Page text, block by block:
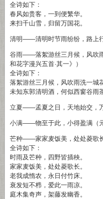
全诗如下：
春风如贵客，一到便繁华。
来扫千山雪，归留万国花。
清明——清明时节雨纷纷，路上
谷雨——落絮游丝三月候，风吹
和花字漫兴五首·其一》）
全诗如下：
落絮游丝三月候，风吹雨洗一城
未知东郭清明酒，何似西窗谷雨
立夏——孟夏之日，天地始交，
小满——物至于此，小得盈满（
芒种——家家麦饭美，处处菱歌长
全诗如下：
时雨及芒种，四野皆插秧。
家家麦饭美，处处菱歌长。
老我成惰农，永日付竹床。
衰发短不栉，爱此一雨凉。
庭木集奇声，架藤发幽香。